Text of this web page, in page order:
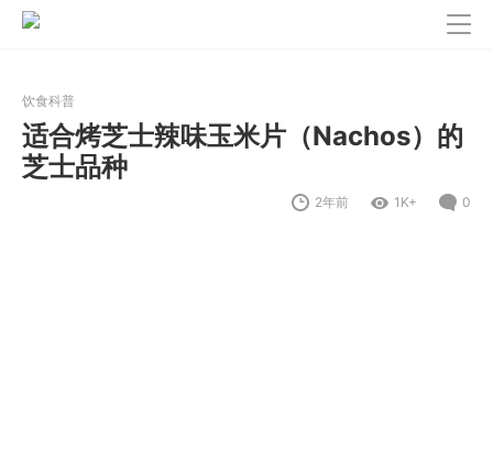
饮食科普
适合烤芝士辣味玉米片（Nachos）的
芝士品种
2年前 1K+ 0